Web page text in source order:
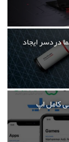
دردسر ایجاد
کامل اپ